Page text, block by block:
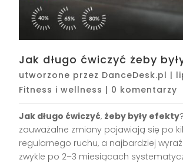
Jak długo ćwiczyć żeby
utworzone przez DanceDesk.pl |
Fitness i wellness | 0 komentarzy
Jak długo ćwiczyć, żeby były efekty
zauważalne zmiany pojawiają się po
regularnego ruchu, a najbardziej
zwykle po 2–3 miesiącach